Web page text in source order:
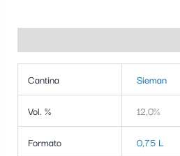
Cantina Sieman
Vol. % 12,0%
Formato 0,75 L